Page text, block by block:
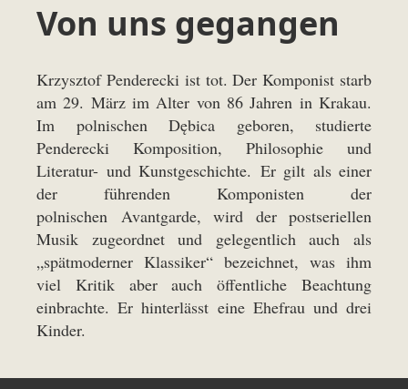
Von uns gegangen
Krzysztof Penderecki ist tot. Der Komponist starb
am 29. März im Alter von 86 Jahren in Krakau.
Im polnischen Dębica geboren, studierte
Penderecki Komposition, Philosophie und
Literatur- und Kunstgeschichte. Er gilt als einer
der führenden Komponisten der
polnischen Avantgarde, wird der postseriellen
Musik zugeordnet und gelegentlich auch als
„spätmoderner Klassiker“ bezeichnet, was ihm
viel Kritik aber auch öffentliche Beachtung
einbrachte. Er hinterlässt eine Ehefrau und drei
Kinder.